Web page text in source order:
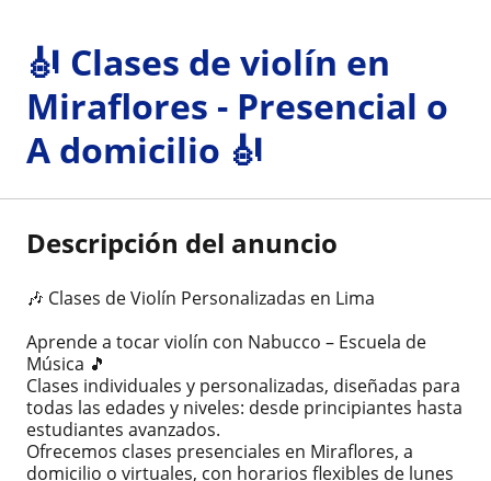
🎻 Clases de violín en
Miraflores - Presencial o
A domicilio 🎻
Descripción del anuncio
🎶 Clases de Violín Personalizadas en Lima
Aprende a tocar violín con Nabucco – Escuela de
Música 🎵
Clases individuales y personalizadas, diseñadas para
todas las edades y niveles: desde principiantes hasta
estudiantes avanzados.
Ofrecemos clases presenciales en Miraflores, a
domicilio o virtuales, con horarios flexibles de lunes